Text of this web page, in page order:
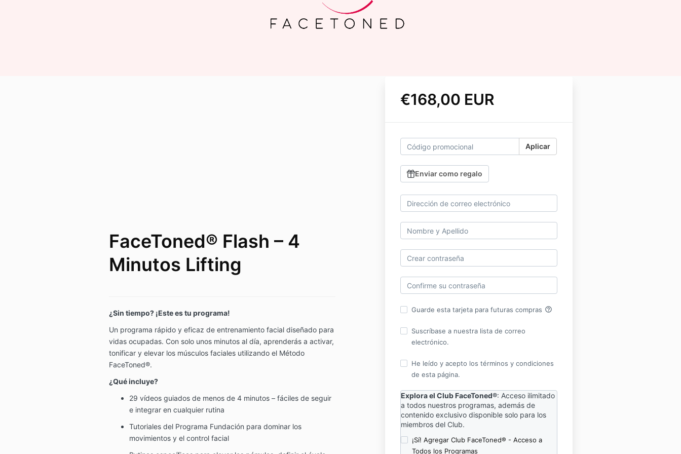
€168,00 EUR
Aplicar
Enviar como regalo
Guarde esta tarjeta para futuras compras help_outline
Suscríbase a nuestra lista de correo
electrónico.
He leído y acepto los términos y condiciones
de esta página.
Explora el Club FaceToned®: Acceso ilimitado
a todos nuestros programas, además de
contenido exclusivo disponible solo para los
miembros del Club.
¡Sí! Agregar Club FaceToned® - Acceso a
Todos los Programas
FaceToned® Flash – 4
Minutos Lifting
¿Sin tiempo? ¡Este es tu programa!
Un programa rápido y eficaz de entrenamiento facial diseñado para
vidas ocupadas. Con solo unos minutos al día, aprenderás a activar,
tonificar y elevar los músculos faciales utilizando el Método
FaceToned®.
¿Qué incluye?
29 vídeos guiados de menos de 4 minutos – fáciles de seguir
e integrar en cualquier rutina
Tutoriales del Programa Fundación para dominar los
movimientos y el control facial